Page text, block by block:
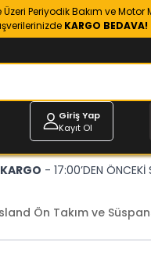
Üzeri Periyodik Bakım ve Motor
KARGO BEDAVA!
Giriş Yap
Kayıt Ol
- 17:00’DEN ÖNCEKİ
Ön Takım ve